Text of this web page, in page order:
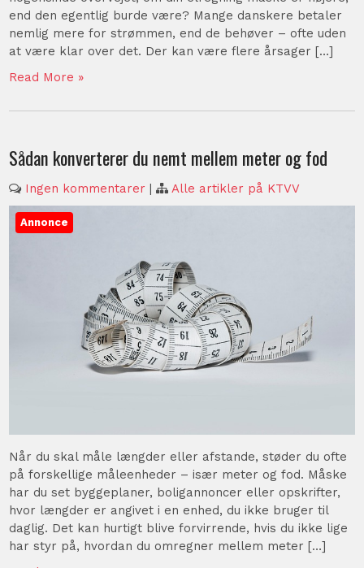
end den egentlig burde være? Mange danskere betaler
nemlig mere for strømmen, end de behøver – ofte uden
at være klar over det. Der kan være flere årsager […]
Read More »
Sådan konverterer du nemt mellem meter og fod
Ingen kommentarer | Alle artikler på KTVV
Annonce
Når du skal måle længder eller afstande, støder du ofte
på forskellige måleenheder – især meter og fod. Måske
har du set byggeplaner, boligannoncer eller opskrifter,
hvor længder er angivet i en enhed, du ikke bruger til
daglig. Det kan hurtigt blive forvirrende, hvis du ikke lige
har styr på, hvordan du omregner mellem meter […]